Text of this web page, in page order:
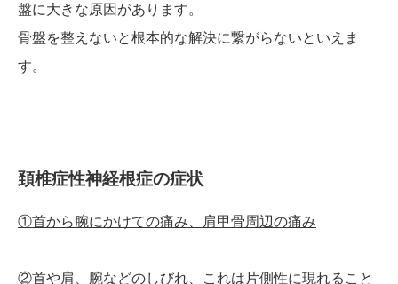
盤に大きな原因があります。
骨盤を整えないと根本的な解決に繋がらないといえま
す。
頚椎症性神経根症の症状
①首から腕にかけての痛み、肩甲骨周辺の痛み
②首や肩、腕などのしびれ、これは片側性に現れること